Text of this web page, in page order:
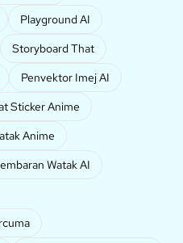
Playground AI
Storyboard That
Penvektor Imej AI
Sticker Anime
Anime
Watak AI